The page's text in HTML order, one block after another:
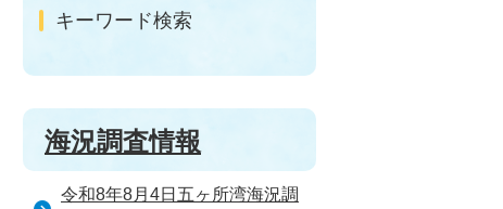
キーワード検索
海況調査情報
令和8年8月4日五ヶ所湾海況調